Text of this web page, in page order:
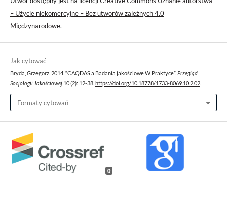
– Użycie niekomercyjne – Bez utworów zależnych 4.0
Międzynarodowe.
Jak cytować
Bryda, Grzegorz. 2014. “CAQDAS a Badania jakościowe W Praktyce”. Przegląd
Socjologii Jakościowej 10 (2): 12-38. https://doi.org/10.18778/1733-8069.10.2.02
Formaty cytowań
0